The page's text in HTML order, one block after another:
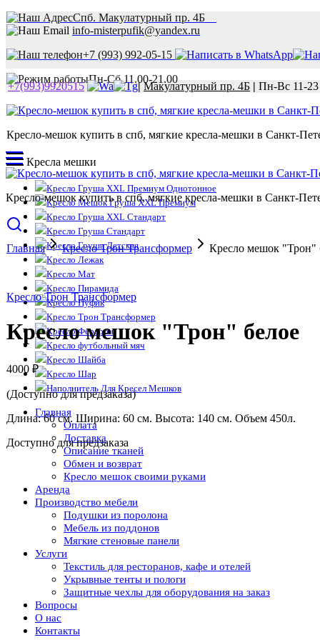
Спб. Макулатурный пр. 4Б
info-misterpufik@yandex.ru
+7 (993) 992-05-15
Пн-Сб 11.00-21.00
+7(993)9920515 | Макулатурный пр. 4Б | Пн-Вс 11-23
Кресло-мешок купить в спб, мягкие кресла-мешки в Санкт-
Кресла мешки
Кресло Груша XXL Премиум Однотонное
Кресло Мешок Груша XXL Премиум
Кресло Груша XXL Стандарт
Кресло Груша Стандарт
Кресло Груша Детская
Кресло Лежак
Кресло Мат
Кресло Пирамида
Кресло Пуфик
Кресло Трон Трансформер
Кресло Ферарри
Кресло футбольный мяч
Кресло Шайба
Кресло Шар
Наполнитель Для Кресел Мешков
Главная
Оплата
Доставка
Описание тканей
Обмен и возврат
Кресло мешок своими руками
Аренда
Производство мебели
Подушки из поролона
Мебель из поддонов
Мягкие стеновые панели
Услуги
Текстиль для ресторанов, кафе и отелей
Укрывные тенты и пологи
Защитные чехлы для оборудования на заказ
Вопросы
О нас
Контакты
Кресло-мешок купить в спб, мягкие кресла-мешки в Санкт-
Главная Кресло Трон Трансформер Кресло мешок "Трон"
Кресло Трон Трансформер
Кресло мешок "Трон" белое
4000 ₽
(Доступно для предзаказа)
Длина: 60 см. Ширина: 60 см. Высота: 140 см. Объем 450л.
Доступно для предзаказа